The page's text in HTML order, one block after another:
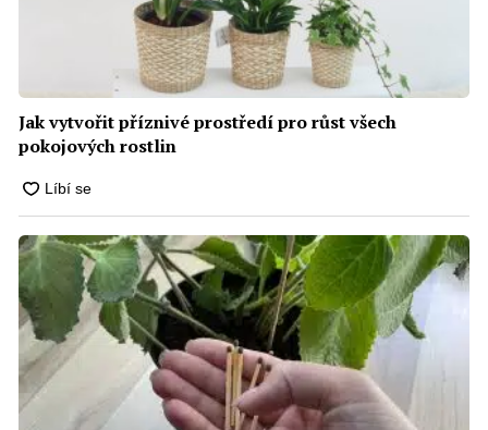
Jak vytvořit příznivé prostředí pro růst všech
pokojových rostlin